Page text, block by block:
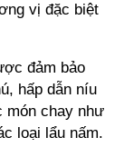
vị đặc biệt
đảm bảo
hấp dẫn níu
món chay như
loại lẩu nấm.